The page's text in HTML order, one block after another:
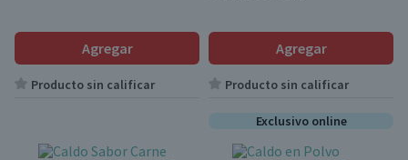
Agregar
Producto sin calificar
Agregar
Producto sin calificar
Exclusivo online